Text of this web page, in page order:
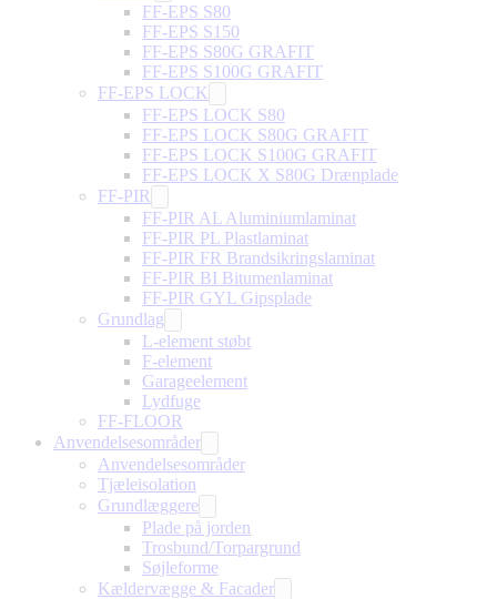
FF-EPS S80
FF-EPS S150
FF-EPS S80G GRAFIT
FF-EPS S100G GRAFIT
FF-EPS LOCK
FF-EPS LOCK S80
FF-EPS LOCK S80G GRAFIT
FF-EPS LOCK S100G GRAFIT
FF-EPS LOCK X S80G Drænplade
FF-PIR
FF-PIR AL Aluminiumlaminat
FF-PIR PL Plastlaminat
FF-PIR FR Brandsikringslaminat
FF-PIR BI Bitumenlaminat
FF-PIR GYL Gipsplade
Grundlag
L-element støbt
F-element
Garageelement
Lydfuge
FF-FLOOR
Anvendelsesområder
Anvendelsesområder
Tjæleisolation
Grundlæggere
Plade på jorden
Trosbund/Torpargrund
Søjleforme
Kældervægge & Facader